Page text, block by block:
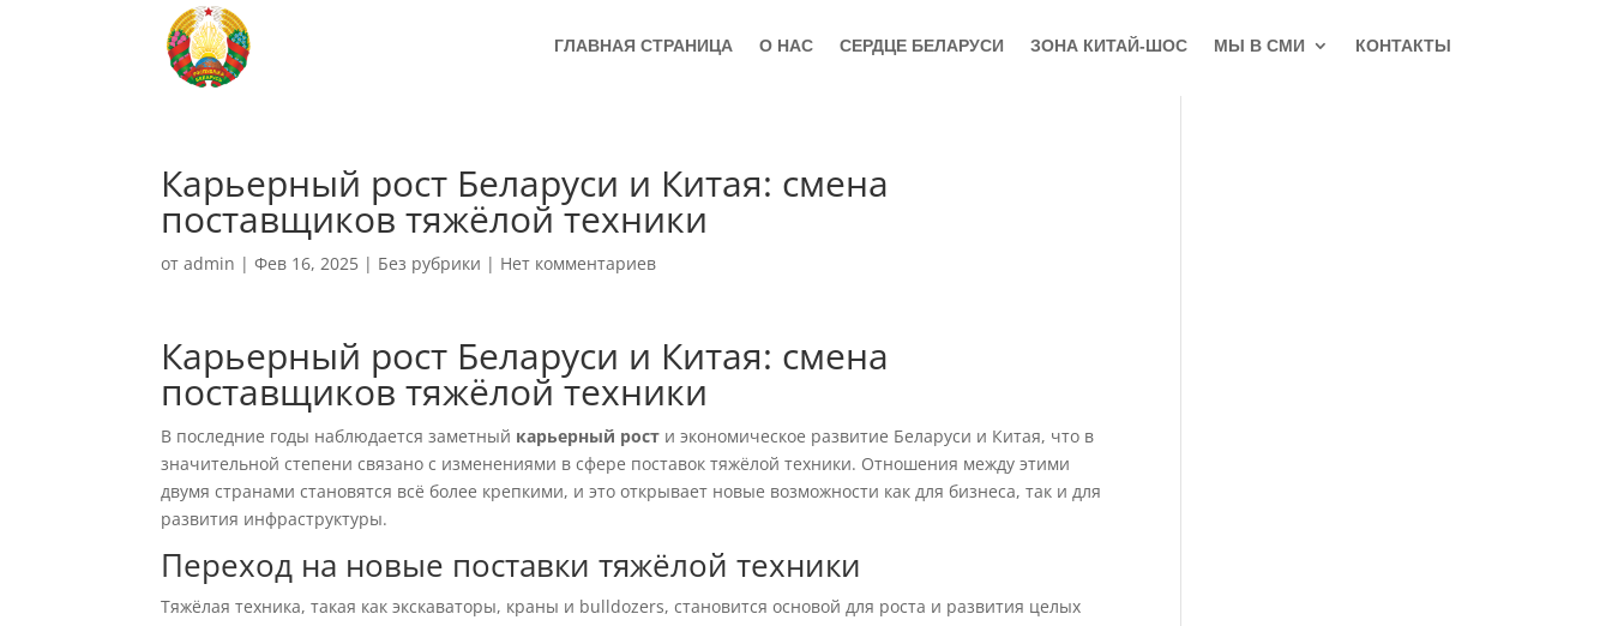
ГЛАВНАЯ СТРАНИЦА О НАС СЕРДЦЕ БЕЛАРУСИ ЗОНА КИТАЙ-ШОС МЫ В СМИ КОНТАКТЫ
Карьерный рост Беларуси и Китая: смена
поставщиков тяжёлой техники
отadmin |Фев 16, 2025 | Без рубрики | Нет комментариев
Карьерный рост Беларуси и Китая: смена
поставщиков тяжёлой техники
В последние годы наблюдается заметный карьерный рост и экономическое развитие Беларуси и Китая, что в
значительной степени связано с изменениями в сфере поставок тяжёлой техники. Отношения между этими
двумя странами становятся всё более крепкими, и это открывает новые возможности как для бизнеса, так и для
развития инфраструктуры.
Переход на новые поставки тяжёлой техники
Тяжёлая техника, такая как экскаваторы, краны и bulldozers, становится основой для роста и развития целых